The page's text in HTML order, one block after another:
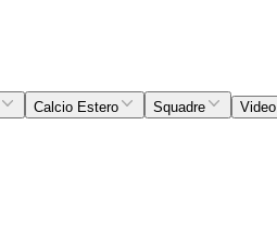
Calcio Estero Squadre Video